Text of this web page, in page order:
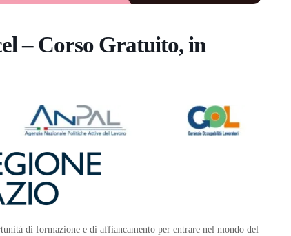
– Corso Gratuito, in
di formazione e di affiancamento per entrare nel mondo del